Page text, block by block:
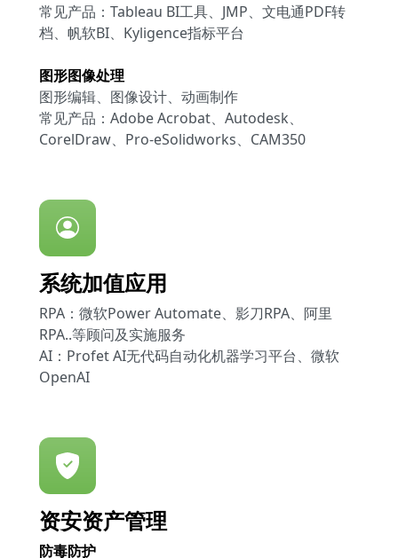
常见产品：Tableau BI工具、JMP、文电通PDF转
档、帆软BI、Kyligence指标平台
图形图像处理
图形编辑、图像设计、动画制作
常见产品：Adobe Acrobat、Autodesk、
CorelDraw、Pro-eSolidworks、CAM350
系统加值应用
RPA：微软Power Automate、影刀RPA、阿里
RPA..等顾问及实施服务
AI：Profet AI无代码自动化机器学习平台、微软
OpenAI
资安资产管理
防毒防护